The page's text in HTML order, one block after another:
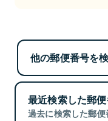
他の郵便番号を
最近検索した郵
過去に検索した郵便